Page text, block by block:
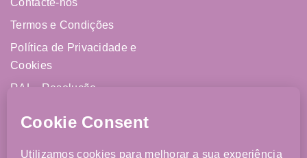
Contacte-nos
Termos e Condições
Política de Privacidade e
Cookies
RAL - Resolução
Livro de Reclamações